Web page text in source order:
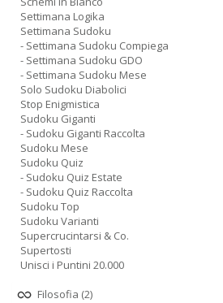
Settimana Logika
Settimana Sudoku
- Settimana Sudoku Compiega
- Settimana Sudoku GDO
- Settimana Sudoku Mese
Solo Sudoku Diabolici
Stop Enigmistica
Sudoku Giganti
- Sudoku Giganti Raccolta
Sudoku Mese
Sudoku Quiz
- Sudoku Quiz Estate
- Sudoku Quiz Raccolta
Sudoku Top
Sudoku Varianti
Supercrucintarsi & Co.
Supertosti
Unisci i Puntini 20.000
Filosofia (2)